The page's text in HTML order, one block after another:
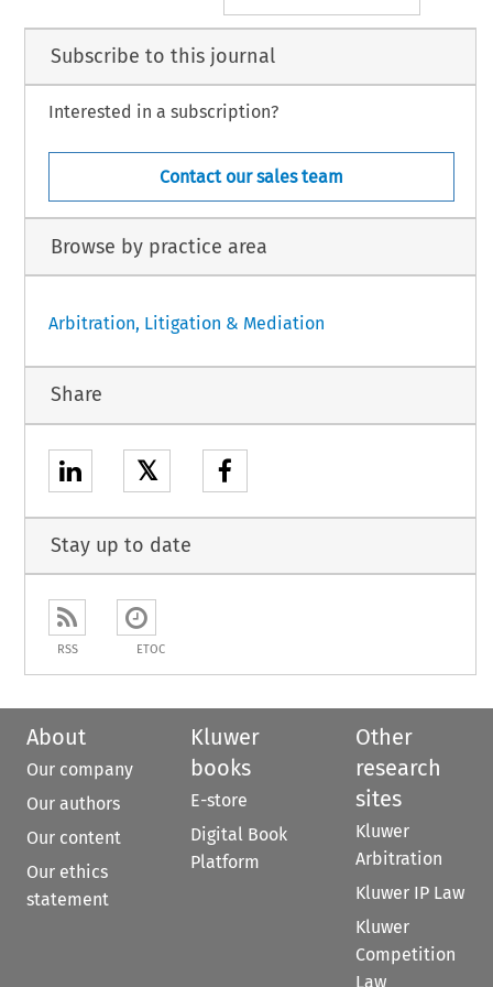
Subscribe to this journal
Interested in a subscription?
Contact our sales team
Browse by practice area
Arbitration, Litigation & Mediation
Share
𝕏
Stay up to date
RSS ETOC
About
Our company
Our authors
Our content
Our ethics
statement
Kluwer
books
E-store
Digital Book
Platform
Other
research
sites
Kluwer
Arbitration
Kluwer IP Law
Kluwer
Competition
Law